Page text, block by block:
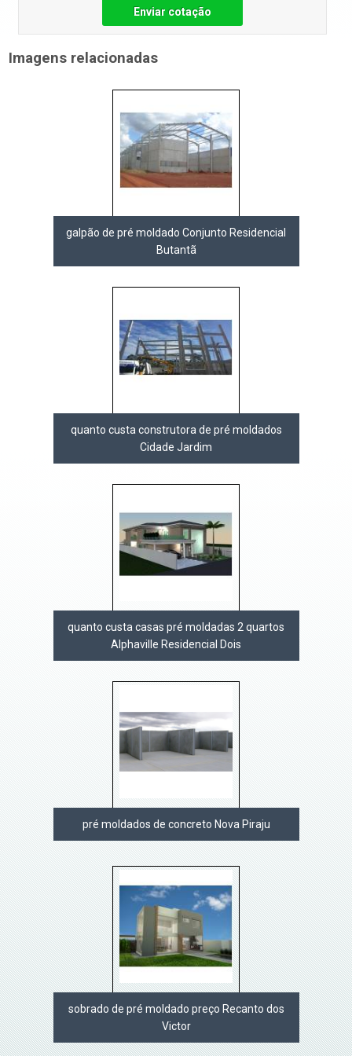
Enviar cotação
Imagens relacionadas
galpão de pré moldado Conjunto Residencial
Butantã
quanto custa construtora de pré moldados
Cidade Jardim
quanto custa casas pré moldadas 2 quartos
Alphaville Residencial Dois
pré moldados de concreto Nova Piraju
sobrado de pré moldado preço Recanto dos
Victor